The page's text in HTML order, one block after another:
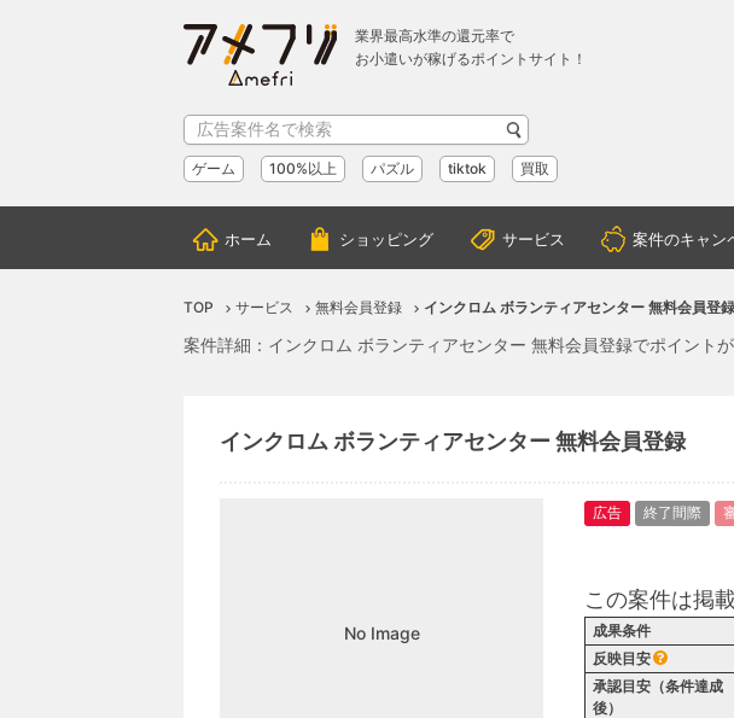
業界最高水準の還元率で
お小遣いが稼げるポイントサイト！
ゲーム 100%以上 パズル tiktok 買取
ホーム ショッピング サービス 案件のキャン
TOP サービス 無料会員登録 インクロム ボランティアセンター 無料会員登録
案件詳細：インクロム ボランティアセンター 無料会員登録でポイント
インクロム ボランティアセンター 無料会員登録
No Image
広告 終了間際
この案件は掲
成果条件
反映目安
承認目安（条件達成
後）